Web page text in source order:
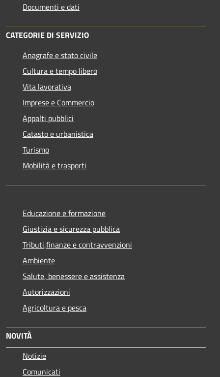
Documenti e dati
CATEGORIE DI SERVIZIO
Anagrafe e stato civile
Cultura e tempo libero
Vita lavorativa
Imprese e Commercio
Appalti pubblici
Catasto e urbanistica
Turismo
Mobilità e trasporti
Educazione e formazione
Giustizia e sicurezza pubblica
Tributi,finanze e contravvenzioni
Ambiente
Salute, benessere e assistenza
Autorizzazioni
Agricoltura e pesca
NOVITÀ
Notizie
Comunicati